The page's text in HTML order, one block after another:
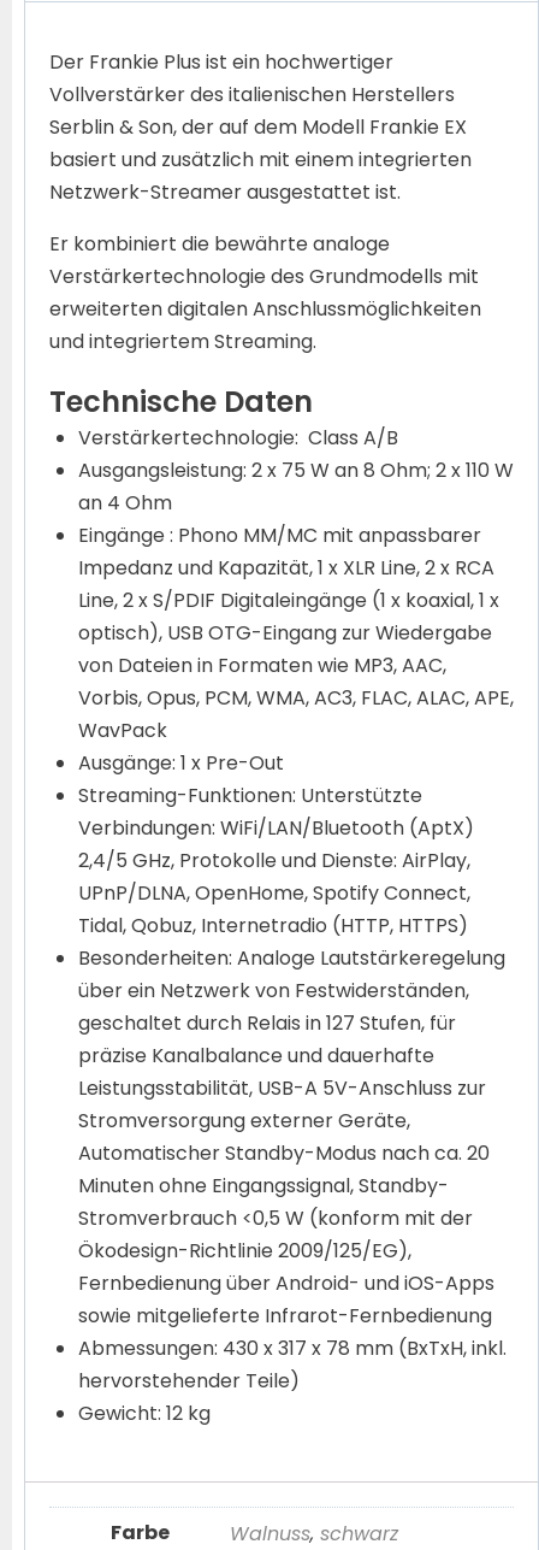
Der Frankie Plus ist ein hochwertiger
Vollverstärker des italienischen Herstellers
Serblin & Son, der auf dem Modell Frankie EX
basiert und zusätzlich mit einem integrierten
Netzwerk-Streamer ausgestattet ist.
Er kombiniert die bewährte analoge
Verstärkertechnologie des Grundmodells mit
erweiterten digitalen Anschlussmöglichkeiten
und integriertem Streaming.
Technische Daten
Verstärkertechnologie: Class A/B
Ausgangsleistung: 2 x 75 W an 8 Ohm; 2 x 110 W
an 4 Ohm
Eingänge : Phono MM/MC mit anpassbarer
Impedanz und Kapazität, 1 x XLR Line, 2 x RCA
Line, 2 x S/PDIF Digitaleingänge (1 x koaxial, 1 x
optisch), USB OTG-Eingang zur Wiedergabe
von Dateien in Formaten wie MP3, AAC,
Vorbis, Opus, PCM, WMA, AC3, FLAC, ALAC, APE,
WavPack
Ausgänge: 1 x Pre-Out
Streaming-Funktionen: Unterstützte
Verbindungen: WiFi/LAN/Bluetooth (AptX)
2,4/5 GHz, Protokolle und Dienste: AirPlay,
UPnP/DLNA, OpenHome, Spotify Connect,
Tidal, Qobuz, Internetradio (HTTP, HTTPS)
Besonderheiten: Analoge Lautstärkeregelung
über ein Netzwerk von Festwiderständen,
geschaltet durch Relais in 127 Stufen, für
präzise Kanalbalance und dauerhafte
Leistungsstabilität, USB-A 5V-Anschluss zur
Stromversorgung externer Geräte,
Automatischer Standby-Modus nach ca. 20
Minuten ohne Eingangssignal, Standby-
Stromverbrauch <0,5 W (konform mit der
Ökodesign-Richtlinie 2009/125/EG),
Fernbedienung über Android- und iOS-Apps
sowie mitgelieferte Infrarot-Fernbedienung
Abmessungen: 430 x 317 x 78 mm (BxTxH, inkl.
hervorstehender Teile)
Gewicht: 12 kg
Farbe Walnuss, schwarz